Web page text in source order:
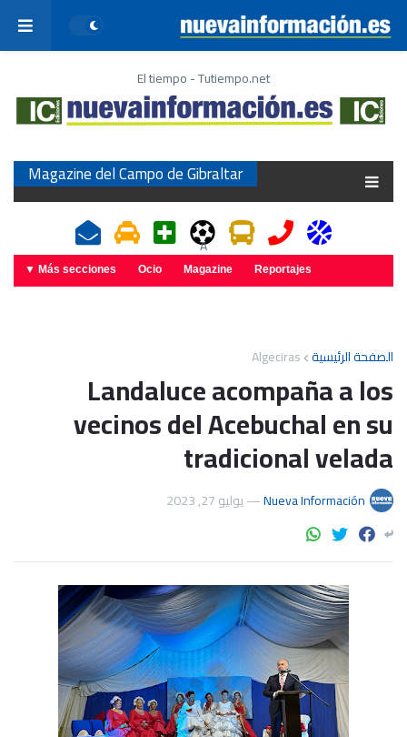
El tiempo - Tutiempo.net
Magazine del Campo de Gibraltar
A
Más secciones ▼ Ocio Magazine Reportajes
الصفحة الرئيسية Algeciras
Landaluce acompaña a los
vecinos del Acebuchal en su
tradicional velada
Nueva Información
—يوليو 27, 2023